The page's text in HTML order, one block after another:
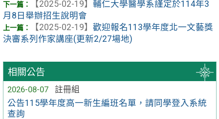
相關公告
2026-08-07
註冊組
公告115學年度高一新生編班名單，請同學登入系統
查詢
【2025-02-19】 輔仁大學醫學系謹定於114年3
月8日舉辦招生說明會
【2025-02-19】 歡迎報名113學年度北一文藝獎
決審系列作家講座(更新2/27場地)